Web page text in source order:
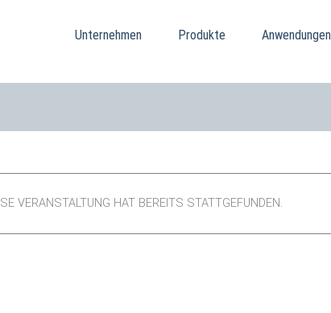
Unternehmen Produkte Anwendungen
VERANSTALTUNG HAT BEREITS STATTGEFUNDEN.